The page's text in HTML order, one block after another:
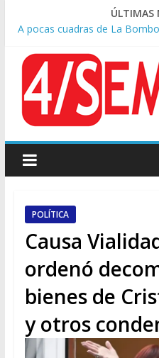
ÚLTIMAS
A pocas cuadras de La
colectivo: siete heridos
Día de San Cayetano: masiva
sindicatos y organizaciones
Pesar por la muerte de
y conductor de TV
Tras la aprobación de la ley
traslado del expediente a
POLÍTICA
Causa
ordenó
bienes de
y otros